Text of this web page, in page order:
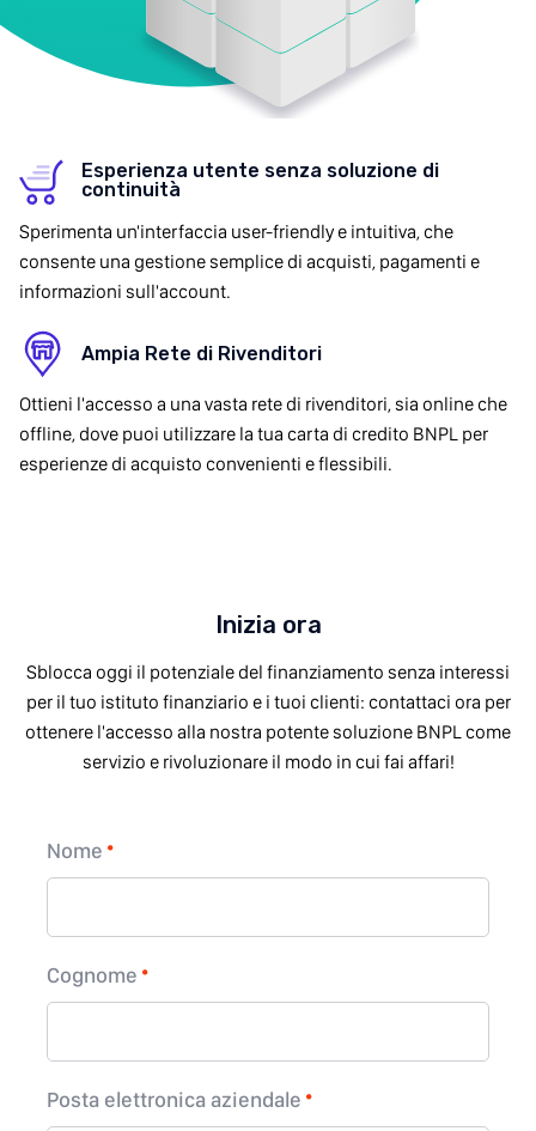
Esperienza utente senza soluzione di
continuità
Sperimenta un'interfaccia user-friendly e intuitiva, che
consente una gestione semplice di acquisti, pagamenti e
informazioni sull'account.
Ampia Rete di Rivenditori
Ottieni l'accesso a una vasta rete di rivenditori, sia online che
offline, dove puoi utilizzare la tua carta di credito BNPL per
esperienze di acquisto convenienti e flessibili.
Inizia ora
Sblocca oggi il potenziale del finanziamento senza interessi
per il tuo istituto finanziario e i tuoi clienti: contattaci ora per
ottenere l'accesso alla nostra potente soluzione BNPL come
servizio e rivoluzionare il modo in cui fai affari!
Nome
Cognome
Posta elettronica aziendale